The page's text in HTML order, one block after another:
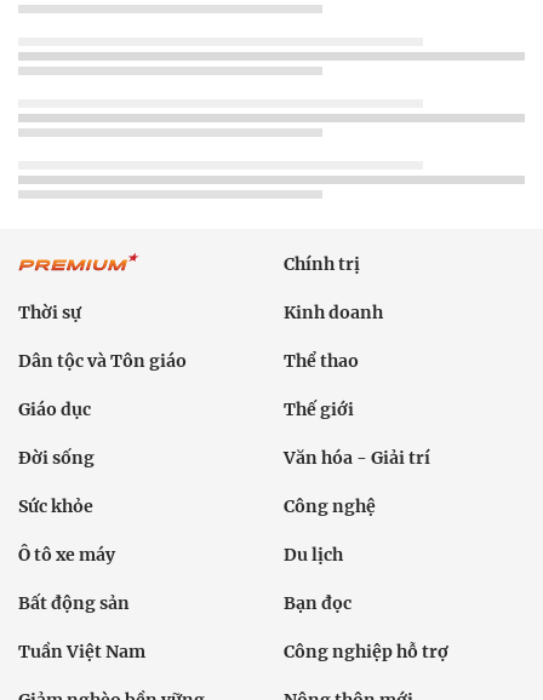
Chính trị
Thời sự Kinh doanh
Dân tộc và Tôn giáo Thể thao
Giáo dục Thế giới
Đời sống Văn hóa - Giải trí
Sức khỏe Công nghệ
Ô tô xe máy Du lịch
Bất động sản Bạn đọc
Tuần Việt Nam Công nghiệp hỗ trợ